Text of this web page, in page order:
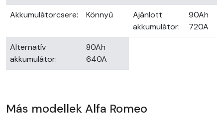
Akkumulátorcsere: Könnyű
Ajánlott
akkumulátor:
90Ah
720A
Alternatív
akkumulátor:
80Ah
640A
Más modellek Alfa Romeo